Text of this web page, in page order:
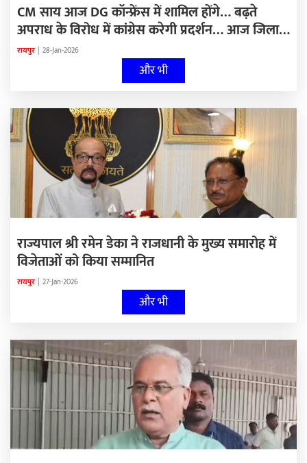
CM साय आज DG कॉन्फ्रेंस में शामिल होंगे… बढ़ते
अपराध के विरोध में कांग्रेस करेगी प्रदर्शन… आज जिला
स्तरीय बस्तर पंडुम…
रायपुर | 28-Jan-2026
और भी
राज्यपाल श्री रमेन डेका ने राजधानी के मुख्य समारोह में
विजेताओं को किया सम्मानित
रायपुर | 27-Jan-2026
और भी